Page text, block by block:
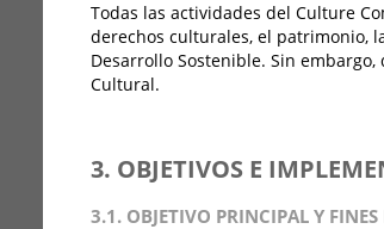
Todas las actividades del Culture
derechos culturales, el patrimonio,
Desarrollo Sostenible. Sin
Cultural.
3. OBJETIVOS E
3.1. OBJETIVO PRINCIPAL Y FINES